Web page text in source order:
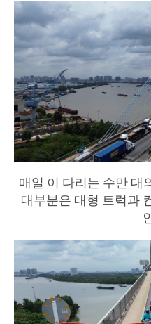
매일 이 다리는 수만 대
대부분은 대형 트럭과